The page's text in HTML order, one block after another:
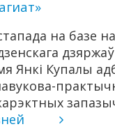
на базе
Янкі Купалы